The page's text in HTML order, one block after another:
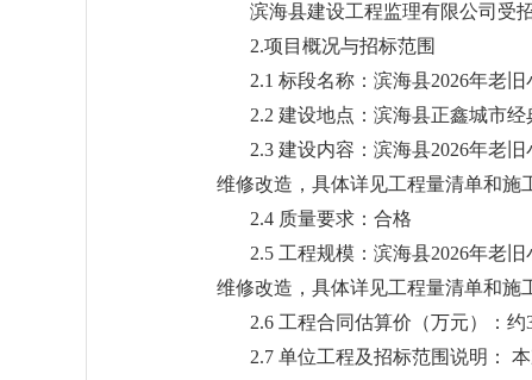
滨海县建设工程监理有限公司受
2.项目概况与招标范围
2.1 标段名称：滨海县2026年老
2.2 建设地点：滨海县正鑫城市经
2.3 建设内容：滨海县2026年老
维修改造，具体详见工程量清单和施
2.4 质量要求：合格
2.5 工程规模：滨海县2026年老
维修改造，具体详见工程量清单和施
2.6 工程合同估算价（万元）：约
2.7 单位工程及招标范围说明：